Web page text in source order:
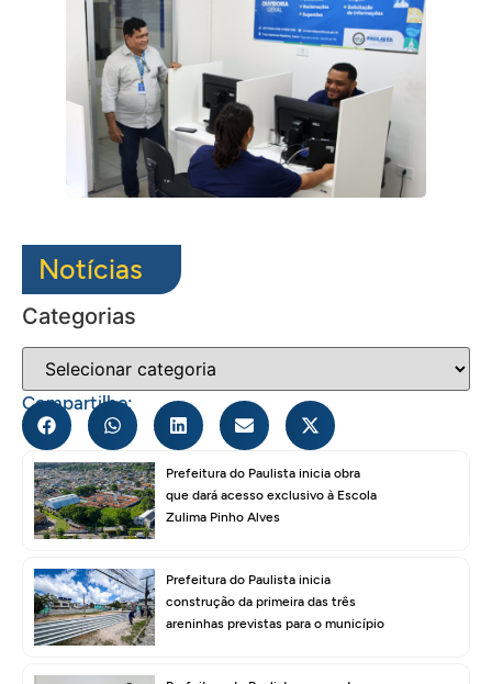
Notícias
Categorias
Compartilhe:
Prefeitura do Paulista inicia obra
que dará acesso exclusivo à Escola
Zulima Pinho Alves
Prefeitura do Paulista inicia
construção da primeira das três
areninhas previstas para o município